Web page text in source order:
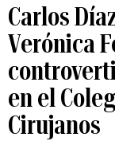
Carlos
Verónica
en el
Cirujanos